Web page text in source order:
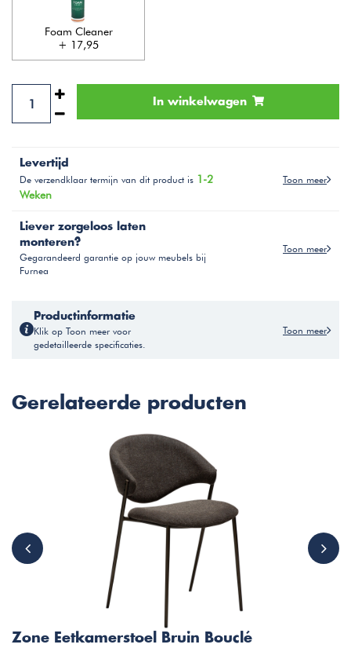
Foam Cleaner
+ 17,95
In winkelwagen
Levertijd
De verzendklaar termijn van dit product is 1-2
Weken
Toon meer
Liever zorgeloos laten
monteren?
Gegarandeerd garantie op jouw meubels bij
Furnea
Toon meer
Productinformatie
Klik op Toon meer voor
gedetailleerde specificaties.
Toon meer
Gerelateerde producten
Zone Eetkamerstoel Bruin Bouclé